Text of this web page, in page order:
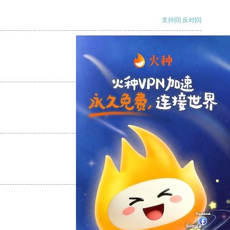
支持[0] 反对[0]
反对
反对[0]